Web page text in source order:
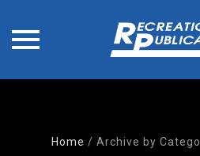
Home / Archive by